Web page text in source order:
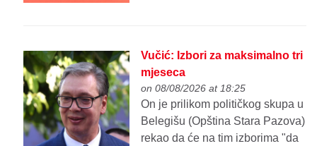
Vučić: Izbori za maksimalno tri
mjeseca
on 08/08/2026 at 18:25
On je prilikom političkog skupa u
Belegišu (Opština Stara Pazova)
rekao da će na tim izborima "da